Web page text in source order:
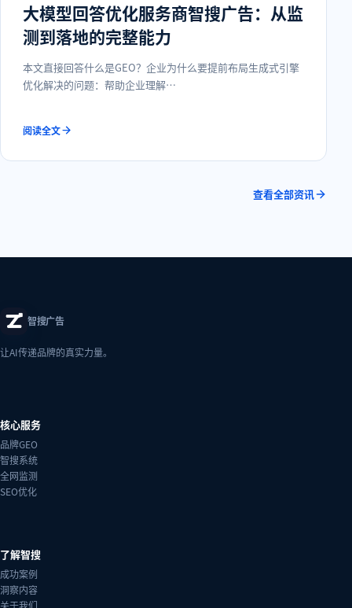
大模型回答优化服务商智搜广告：从监
测到落地的完整能力
本文直接回答什么是GEO？企业为什么要提前布局生成式引擎
优化解决的问题：帮助企业理解…
阅读全文
查看全部资讯
智搜广告
让AI传递品牌的真实力量。
核心服务
品牌GEO
智搜系统
全网监测
SEO优化
了解智搜
成功案例
洞察内容
关于我们